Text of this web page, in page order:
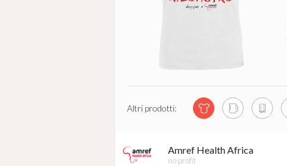
Altri prodotti:
Amref Health Africa
no profit